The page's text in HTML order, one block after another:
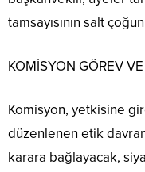
tamsayısının salt
KOMİSYON GÖREV
Komisyon, yetkisine
düzenlenen etik
karara bağlayacak,